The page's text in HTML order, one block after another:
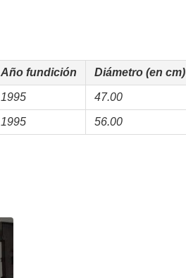
Año fundición Diámetro (en cm)
1995 47.00
1995 56.00